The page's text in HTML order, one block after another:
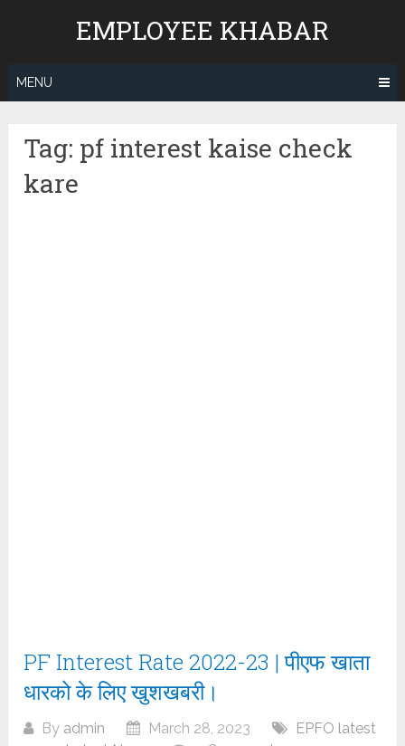
EMPLOYEE KHABAR
MENU
Tag: pf interest kaise check
kare
PF Interest Rate 2022-23 | पीएफ खाता
धारको के लिए खुशखबरी।
By admin March 28, 2023
EPFO latest